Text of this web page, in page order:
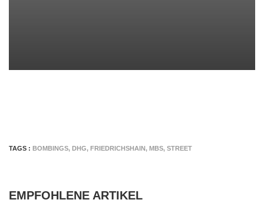
TAGS : BOMBINGS, DHG, FRIEDRICHSHAIN, MBS, STREET
EMPFOHLENE ARTIKEL